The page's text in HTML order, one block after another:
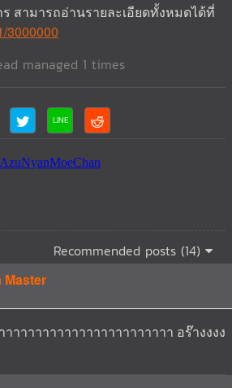
ร สามารถอ่านรายละเอียดทั้งหมดได้ที่
3000000
managed 1 times
Recommended posts (14)
Master
าาาาาาาาาาาาาาาาาาาาาา อร๊างงงง